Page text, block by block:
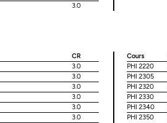
3.0
CR
3.0
3.0
3.0
3.0
3.0
3.0
Cours
PHI 2220
PHI 2305
PHI 2320
PHI 2330
PHI 2340
PHI 2350